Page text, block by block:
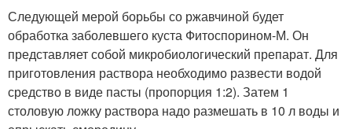
Следующей мерой борьбы со ржавчиной будет
обработка заболевшего куста Фитоспорином-М. Он
представляет собой микробиологический препарат. Для
приготовления раствора необходимо развести водой
средство в виде пасты (пропорция 1:2). Затем 1
столовую ложку раствора надо размешать в 10 л воды и